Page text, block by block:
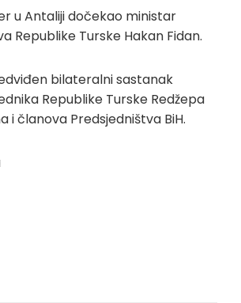
u Antaliji dočekao ministar
Republike Turske Hakan Fidan.
bilateralni sastanak
Republike Turske Redžepa
i članova Predsjedništva BiH.